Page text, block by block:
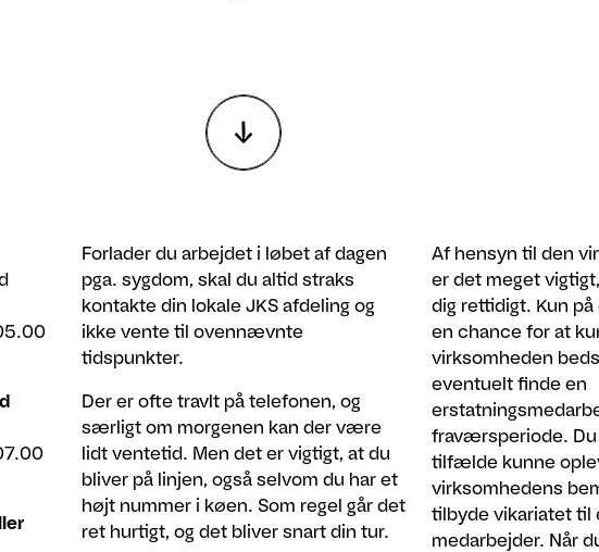
Forlader du arbejdet i løbet af dagen
pga. sygdom, skal du altid straks
kontakte din lokale JKS afdeling og
ikke vente til ovennævnte
tidspunkter.
Der er ofte travlt på telefonen, og
særligt om morgenen kan der være
lidt ventetid. Men det er vigtigt, at du
bliver på linjen, også selvom du har et
højt nummer i køen. Som regel går det
ret hurtigt, og det bliver snart din tur.
Af hensyn til den
er det meget
dig rettidigt. Kun
en chance for at
virksomheden
eventuelt finde en
fraværsperiode. Du
tilfælde kunne
virksomhedens
tilbyde vikariatet til
medarbejder. Når